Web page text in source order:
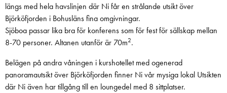
längs med hela havslinjen där Ni får en strålande utsikt över
Björköfjorden i Bohusläns fina omgivningar.
Sjöboa passar lika bra för konferens som för fest för sällskap mellan
8-70 personer. Altanen utanför är 70m2.
Belägen på andra våningen i kurshotellet med ogenerad
panoramautsikt över Björköfjorden finner Ni vår mysiga lokal Utsikten
där Ni även har tillgång till en loungedel med 8 sittplatser.